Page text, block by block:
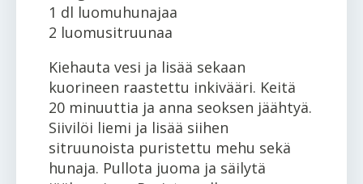
1 dl luomuhunajaa
2 luomusitruunaa
Kiehauta vesi ja lisää sekaan
kuorineen raastettu inkivääri. Keitä
20 minuuttia ja anna seoksen jäähtyä.
Siivilöi liemi ja lisää siihen
sitruunoista puristettu mehu sekä
hunaja. Pullota juoma ja säilytä